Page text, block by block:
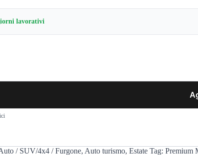
lavorativi
/ SUV/4x4 / Furgone, Auto turismo, Estate Tag: Premium